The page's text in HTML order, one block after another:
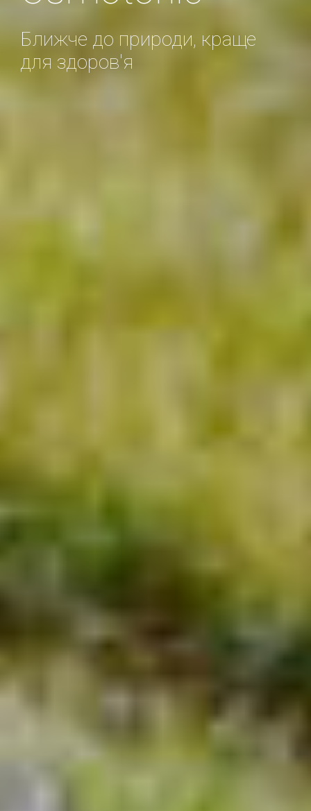
Ближче до природи, краще
для здоров'я